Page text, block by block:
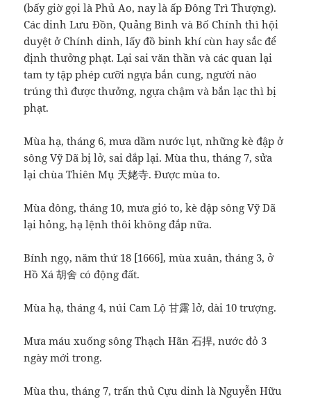
(bấy giờ gọi là Phủ Ao, nay là ấp Đông Trì Thượng).
Các dinh Lưu Đồn, Quảng Bình và Bố Chính thì hội
duyệt ở Chính dinh, lấy đồ binh khí cùn hay sắc để
định thưởng phạt. Lại sai văn thần và các quan lại
tam ty tập phép cưỡi ngựa bắn cung, người nào
trúng thì được thưởng, ngựa chậm và bắn lạc thì bị
phạt.
Mùa hạ, tháng 6, mưa dầm nước lụt, những kè đập ở
sông Vỹ Dã bị lở, sai đắp lại. Mùa thu, tháng 7, sửa
lại chùa Thiên Mụ 天姥寺. Được mùa to.
Mùa đông, tháng 10, mưa gió to, kè đập sông Vỹ Dã
lại hỏng, hạ lệnh thôi không đắp nữa.
Bính ngọ, năm thứ 18 [1666], mùa xuân, tháng 3, ở
Hồ Xá 胡舍 có động đất.
Mùa hạ, tháng 4, núi Cam Lộ 甘露 lở, dài 10 trượng.
Mưa máu xuống sông Thạch Hãn 石捍, nước đỏ 3
ngày mới trong.
Mùa thu, tháng 7, trấn thủ Cựu dinh là Nguyễn Hữu